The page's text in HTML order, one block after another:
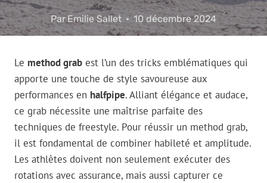
ParEmilie Sallet 10 décembre 2024
Le method grab est l’un des tricks emblématiques qui
apporte une touche de style savoureuse aux
performances en halfpipe. Alliant élégance et audace,
ce grab nécessite une maîtrise parfaite des
techniques de freestyle. Pour réussir un method grab,
il est fondamental de combiner habileté et amplitude.
Les athlètes doivent non seulement exécuter des
rotations avec assurance, mais aussi capturer ce